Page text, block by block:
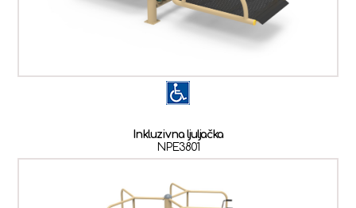
Inkluzivna ljuljačka
NPE3801